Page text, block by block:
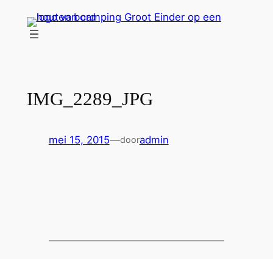
IMG_2289_JPG
mei 15, 2015—dooradmin